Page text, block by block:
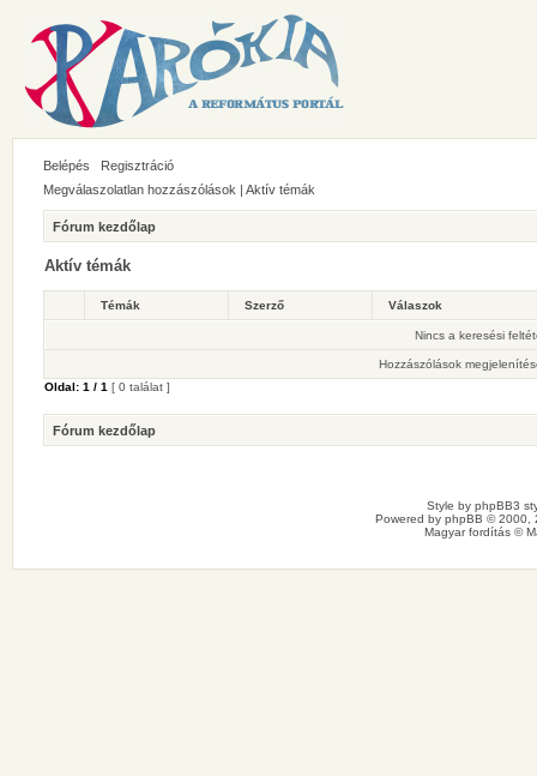
Belépés
Regisztráció
Megválaszolatlan hozzászólások | Aktív témák
Fórum kezdőlap
Aktív témák
Témák Szerző Válaszok
Nincs a keresési
Hozzászólások
Oldal: 1 / 1 [ 0 találat ]
Fórum kezdőlap
Style by phpBB3
Powered by phpBB © 2000,
Magyar fordítás ©